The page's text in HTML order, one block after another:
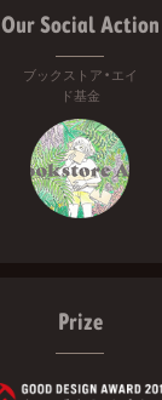
Our Social Action
ブックストア・エイ
ド基金
Prize